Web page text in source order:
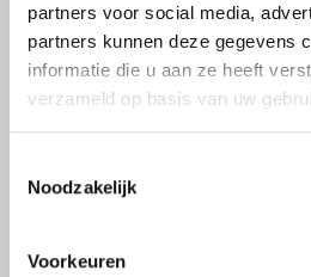
partners voor social media,
partners kunnen deze gegevens
informatie die u aan ze heeft
verzameld op basis van uw
Noodzakelijk
Voorkeuren
Prof. dr. Eric Hazebroek
Dr. Willem den Hengst
Dr. Gabie de Jong
Wouter Vening
Dr. Bart Witteman